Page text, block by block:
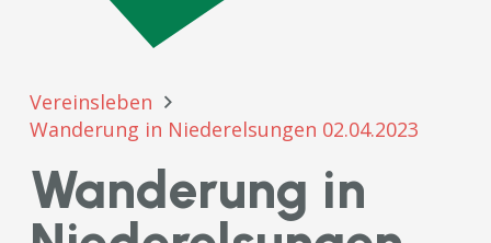
Vereinsleben
Wanderung in Niederelsungen 02.04.2023
Wanderung in